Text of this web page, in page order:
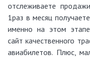
отслеживаете
1раз в месяц
именно на этом
сайт качественного
авиабилетов. Плюс,